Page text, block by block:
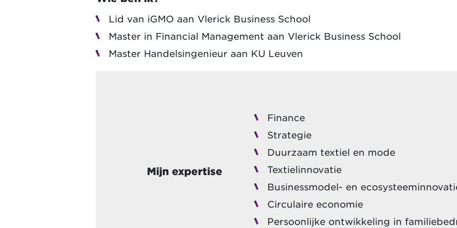
Lid van iGMO aan Vlerick Business School
Master in Financial Management aan Vlerick Business School
Master Handelsingenieur aan KU Leuven
Mijn expertise
Finance
Strategie
Duurzaam textiel en mode
Textielinnovatie
Businessmodel- en
Circulaire economie
Persoonlijke ontwikkeling in